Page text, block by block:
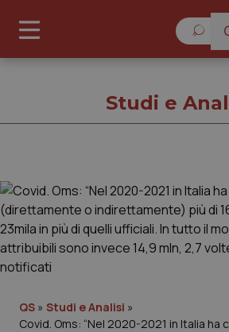
Cronache
Governo e Parlamento
Regioni e Asl
Studi e
QS » Studi e Analisi »
Covid. Oms: “Nel 2020-2021 in Italia ha